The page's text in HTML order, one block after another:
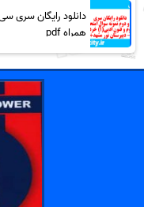
دانلود رایگان سری
همراه pdf